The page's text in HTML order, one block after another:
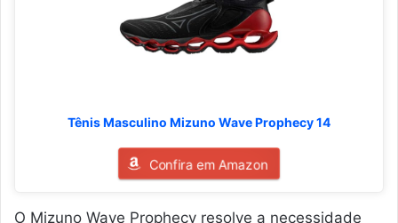
Tênis Masculino Mizuno Wave Prophecy 14
Confira em Amazon
O Mizuno Wave Prophecy resolve a necessidade